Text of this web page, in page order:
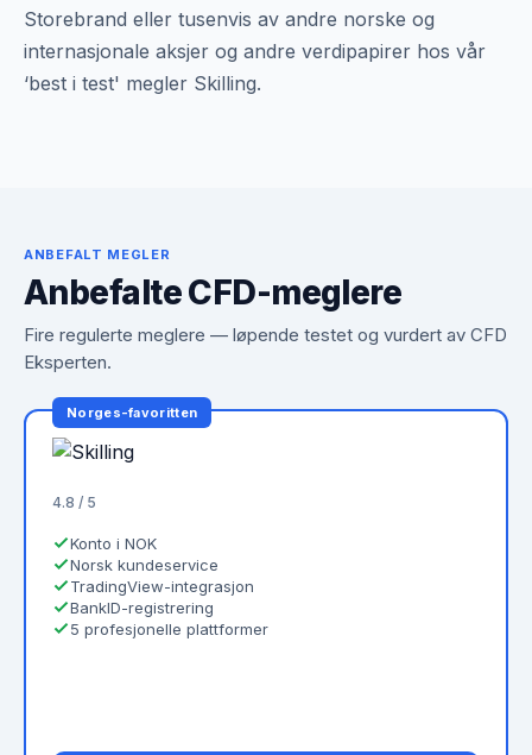
Storebrand eller tusenvis av andre norske og
internasjonale aksjer og andre verdipapirer hos vår
‘best i test' megler Skilling.
ANBEFALT MEGLER
Anbefalte CFD-meglere
Fire regulerte meglere — løpende testet og vurdert av CFD
Eksperten.
Norges-favoritten
4.8 / 5
Konto i NOK
Norsk kundeservice
TradingView-integrasjon
BankID-registrering
5 profesjonelle plattformer